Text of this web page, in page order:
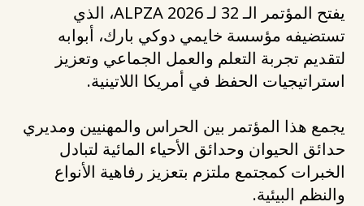
يفتح المؤتمر الـ 32 لـ ALPZA 2026، الذي
تستضيفه مؤسسة خايمي دوكي بارك، أبوابه
لتقديم تجربة التعلم والعمل الجماعي وتعزيز
استراتيجيات الحفظ في أمريكا اللاتينية.
يجمع هذا المؤتمر بين الحراس والمهنيين ومديري
حدائق الحيوان وحدائق الأحياء المائية لتبادل
الخبرات كمجتمع ملتزم بتعزيز رفاهية الأنواع
والنظم البيئية.